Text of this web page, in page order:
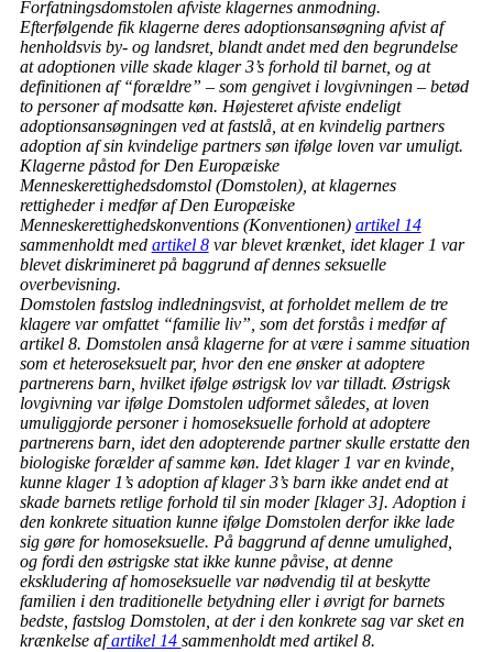
Forfatningsdomstolen afviste klagernes anmodning.
Efterfølgende fik klagerne deres adoptionsansøgning afvist af
henholdsvis by- og landsret, blandt andet med den begrundelse
at adoptionen ville skade klager 3’s forhold til barnet, og at
definitionen af “forældre” – som gengivet i lovgivningen – betød
to personer af modsatte køn. Højesteret afviste endeligt
adoptionsansøgningen ved at fastslå, at en kvindelig partners
adoption af sin kvindelige partners søn ifølge loven var umuligt.
Klagerne påstod for Den Europæiske
Menneskerettighedsdomstol (Domstolen), at klagernes
rettigheder i medfør af Den Europæiske
Menneskerettighedskonventions (Konventionen) artikel 14
sammenholdt med artikel 8var blevet krænket, idet klager 1 var
blevet diskrimineret på baggrund af dennes seksuelle
overbevisning.
Domstolen fastslog indledningsvist, at forholdet mellem de tre
klagere var omfattet “familie liv”, som det forstås i medfør af
artikel 8. Domstolen anså klagerne for at være i samme situation
som et heteroseksuelt par, hvor den ene ønsker at adoptere
partnerens barn, hvilket ifølge østrigsk lov var tilladt. Østrigsk
lovgivning var ifølge Domstolen udformet således, at loven
umuliggjorde personer i homoseksuelle forhold at adoptere
partnerens barn, idet den adopterende partner skulle erstatte den
biologiske forælder af samme køn. Idet klager 1 var en kvinde,
kunne klager 1’s adoption af klager 3’s barn ikke andet end at
skade barnets retlige forhold til sin moder [klager 3]. Adoption i
den konkrete situation kunne ifølge Domstolen derfor ikke lade
sig gøre for homoseksuelle. På baggrund af denne umulighed,
og fordi den østrigske stat ikke kunne påvise, at denne
ekskludering af homoseksuelle var nødvendig til at beskytte
familien i den traditionelle betydning eller i øvrigt for barnets
bedste, fastslog Domstolen, at der i den konkrete sag var sket en
krænkelse afartikel 14 sammenholdt med artikel 8.